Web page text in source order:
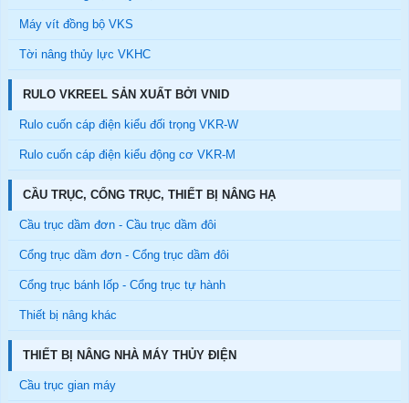
Máy vít đồng bộ VKS
Tời nâng thủy lực VKHC
RULO VKREEL SẢN XUẤT BỞI VNID
Rulo cuốn cáp điện kiểu đối trọng VKR-W
Rulo cuốn cáp điện kiểu động cơ VKR-M
CẦU TRỤC, CỔNG TRỤC, THIẾT BỊ NÂNG HẠ
Cầu trục dầm đơn - Cầu trục dầm đôi
Cổng trục dầm đơn - Cổng trục dầm đôi
Cổng trục bánh lốp - Cổng trục tự hành
Thiết bị nâng khác
THIẾT BỊ NÂNG NHÀ MÁY THỦY ĐIỆN
Cầu trục gian máy